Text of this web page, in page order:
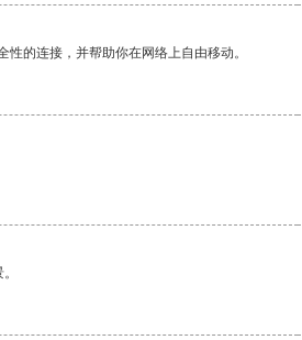
的连接，并帮助你在网络上自由移动。